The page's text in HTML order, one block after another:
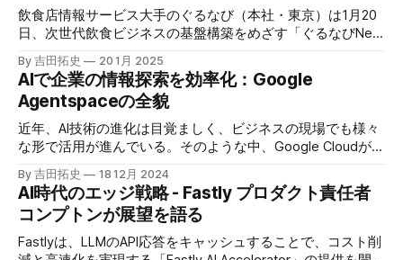
飲食店情報サービス大手のぐるなび（本社・東京）は1月20
日、次世代飲食ビジネスの基盤構築をめざす「ぐるなびNext
プロジェクト」の初成果として、新たな飲食店探索アプリ
「UMAME!（うまみー！）」のβ版を公開した。
By 吉田拓史 20 1月 2025
AIで企業の情報探索を効率化：Google
Agentspaceの全貌
近年、AI技術の進化は目覚ましく、ビジネスの現場でも様々
な形で活用が進んでいる。そのような中、Google Cloudが新
たに発表したGoogle Agentspaceは、いま注目を集めるAIエ
ージェントがエンタープライズITを大きく変革する予兆と言
えるだろう。
By 吉田拓史 18 12月 2024
AI時代のエッジ戦略 - Fastly プロダクト責任者
コンプトンが展望を語る
Fastlyは、LLMのAPI応答をキャッシュすることで、コスト削